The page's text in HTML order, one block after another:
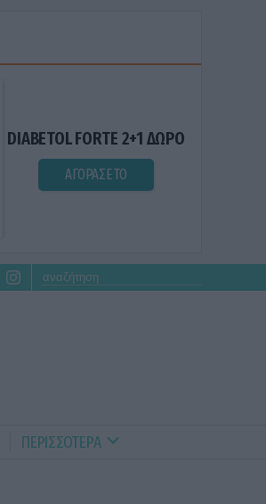
DIABETOL FORTE 2+1 ΔΩΡΟ
ΑΓΟΡΑΣΕ ΤΟ
ΠΕΡΙΣΣΟΤΕΡΑ